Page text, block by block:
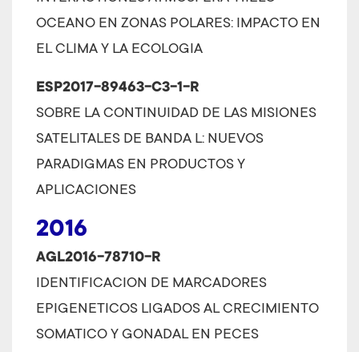
OCEANO EN ZONAS POLARES: IMPACTO EN
EL CLIMA Y LA ECOLOGIA
ESP2017-89463-C3-1-R
SOBRE LA CONTINUIDAD DE LAS MISIONES
SATELITALES DE BANDA L: NUEVOS
PARADIGMAS EN PRODUCTOS Y
APLICACIONES
2016
AGL2016-78710-R
IDENTIFICACION DE MARCADORES
EPIGENETICOS LIGADOS AL CRECIMIENTO
SOMATICO Y GONADAL EN PECES